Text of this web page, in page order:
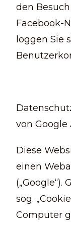
den
Facebook-
loggen Sie
von Google
Diese
einen
sog.
Computer